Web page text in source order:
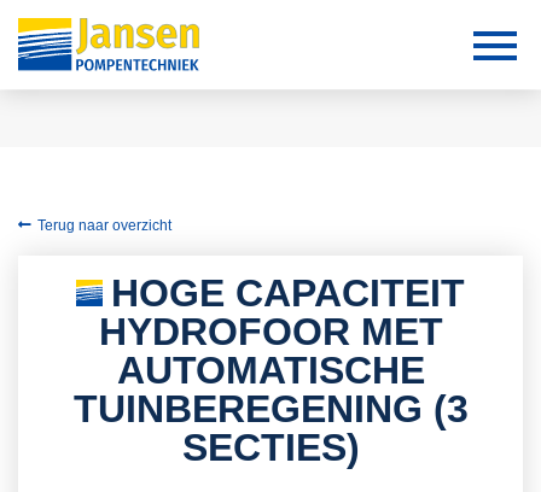
Terug naar overzicht
HOGE CAPACITEIT
HYDROFOOR MET
AUTOMATISCHE
TUINBEREGENING (3
SECTIES)